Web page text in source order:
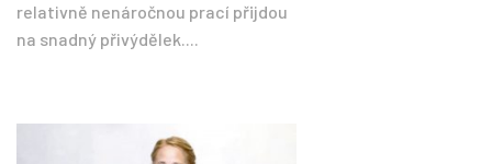
relativně nenáročnou prací přijdou
na snadný přivýdělek....